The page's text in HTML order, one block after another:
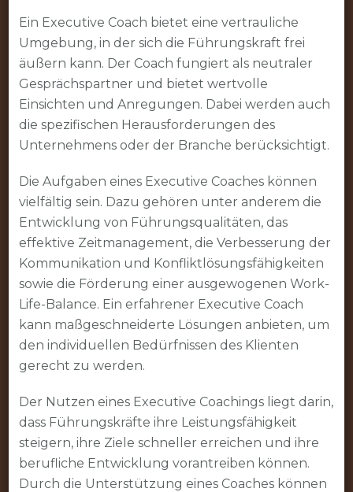
Ein Executive Coach bietet eine vertrauliche
Umgebung, in der sich die Führungskraft frei
äußern kann. Der Coach fungiert als neutraler
Gesprächspartner und bietet wertvolle
Einsichten und Anregungen. Dabei werden auch
die spezifischen Herausforderungen des
Unternehmens oder der Branche berücksichtigt.
Die Aufgaben eines Executive Coaches können
vielfältig sein. Dazu gehören unter anderem die
Entwicklung von Führungsqualitäten, das
effektive Zeitmanagement, die Verbesserung der
Kommunikation und Konfliktlösungsfähigkeiten
sowie die Förderung einer ausgewogenen Work-
Life-Balance. Ein erfahrener Executive Coach
kann maßgeschneiderte Lösungen anbieten, um
den individuellen Bedürfnissen des Klienten
gerecht zu werden.
Der Nutzen eines Executive Coachings liegt darin,
dass Führungskräfte ihre Leistungsfähigkeit
steigern, ihre Ziele schneller erreichen und ihre
berufliche Entwicklung vorantreiben können.
Durch die Unterstützung eines Coaches können